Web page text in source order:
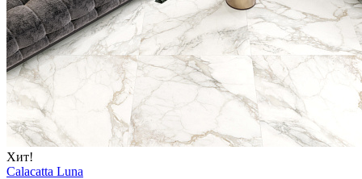
Хит!
Calacatta Luna